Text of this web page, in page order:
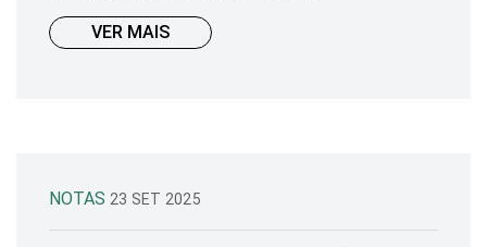
VER MAIS
NOTAS 23 SET 2025